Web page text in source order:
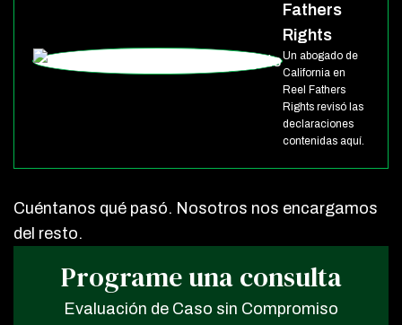
Fathers
Rights
Un abogado de
California en
Reel Fathers
Rights revisó las
declaraciones
contenidas aquí.
Cuéntanos qué pasó. Nosotros nos encargamos
del resto.
Programe una consulta
Evaluación de Caso sin Compromiso